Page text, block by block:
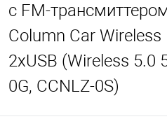
с FM-
Column Car
2xUSB (Wireless 5.0
0G, CCNLZ-0S)